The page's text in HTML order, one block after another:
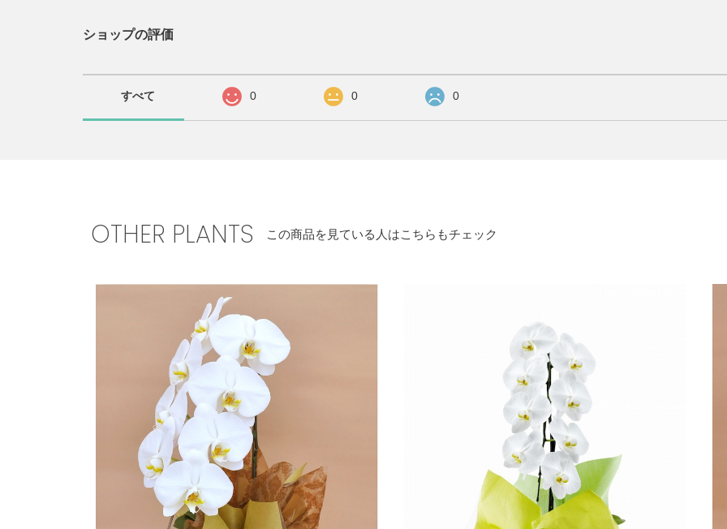
ショップの評価
すべて 0 0 0
OTHER PLANTS この商品を見ている人はこちらもチェック